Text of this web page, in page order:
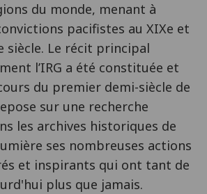
du monde, menant à
pacifistes au XIXe et
siècle. Le récit principal
l’IRG a été constituée et
du premier demi-siècle de
sur une recherche
les archives historiques de
ses nombreuses actions
et inspirants qui ont tant de
plus que jamais.